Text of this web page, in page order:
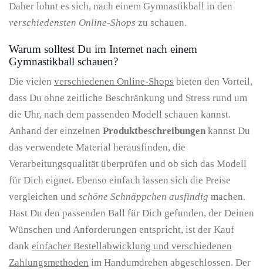
Daher lohnt es sich, nach einem Gymnastikball in den
verschiedensten Online-Shops zu schauen.
Warum solltest Du im Internet nach einem
Gymnastikball schauen?
Die vielen verschiedenen Online-Shops bieten den Vorteil,
dass Du ohne zeitliche Beschränkung und Stress rund um
die Uhr, nach dem passenden Modell schauen kannst.
Anhand der einzelnen Produktbeschreibungen kannst Du
das verwendete Material herausfinden, die
Verarbeitungsqualität überprüfen und ob sich das Modell
für Dich eignet. Ebenso einfach lassen sich die Preise
vergleichen und schöne Schnäppchen ausfindig machen.
Hast Du den passenden Ball für Dich gefunden, der Deinen
Wünschen und Anforderungen entspricht, ist der Kauf
dank einfacher Bestellabwicklung und verschiedenen
Zahlungsmethoden im Handumdrehen abgeschlossen. Der